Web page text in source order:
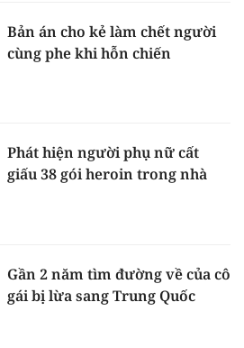
Bản án cho kẻ làm chết người
cùng phe khi hỗn chiến
Phát hiện người phụ nữ cất
giấu 38 gói heroin trong nhà
Gần 2 năm tìm đường về của cô
gái bị lừa sang Trung Quốc